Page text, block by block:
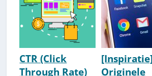
CTR (Click
Through Rate)
[Inspiratie]
Originele